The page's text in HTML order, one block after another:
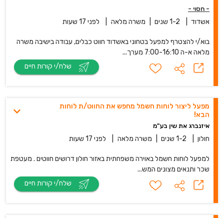
- חסוי -
אשדוד 1-2 שנים משרה מלאה לפני 17 שעות
בוא/י להצטרף למפעל בטחוני באשדוד חווט כבלים, עבודה בישיבה משרה
מלאה א-ה 7:00-16:10 מערך...
מפעל ליצור לוחות חשמל מחפש את החווט/ת לוחות
הבא!
איזנברג את שין בע"מ
חולון 1-2 שנים משרה מלאה לפני 17 שעות
למפעל לוחות חשמל באוירה משפחתית באזור חולון דרושים חווטים . מעטפת
שכר ותנאים מצונים המש...